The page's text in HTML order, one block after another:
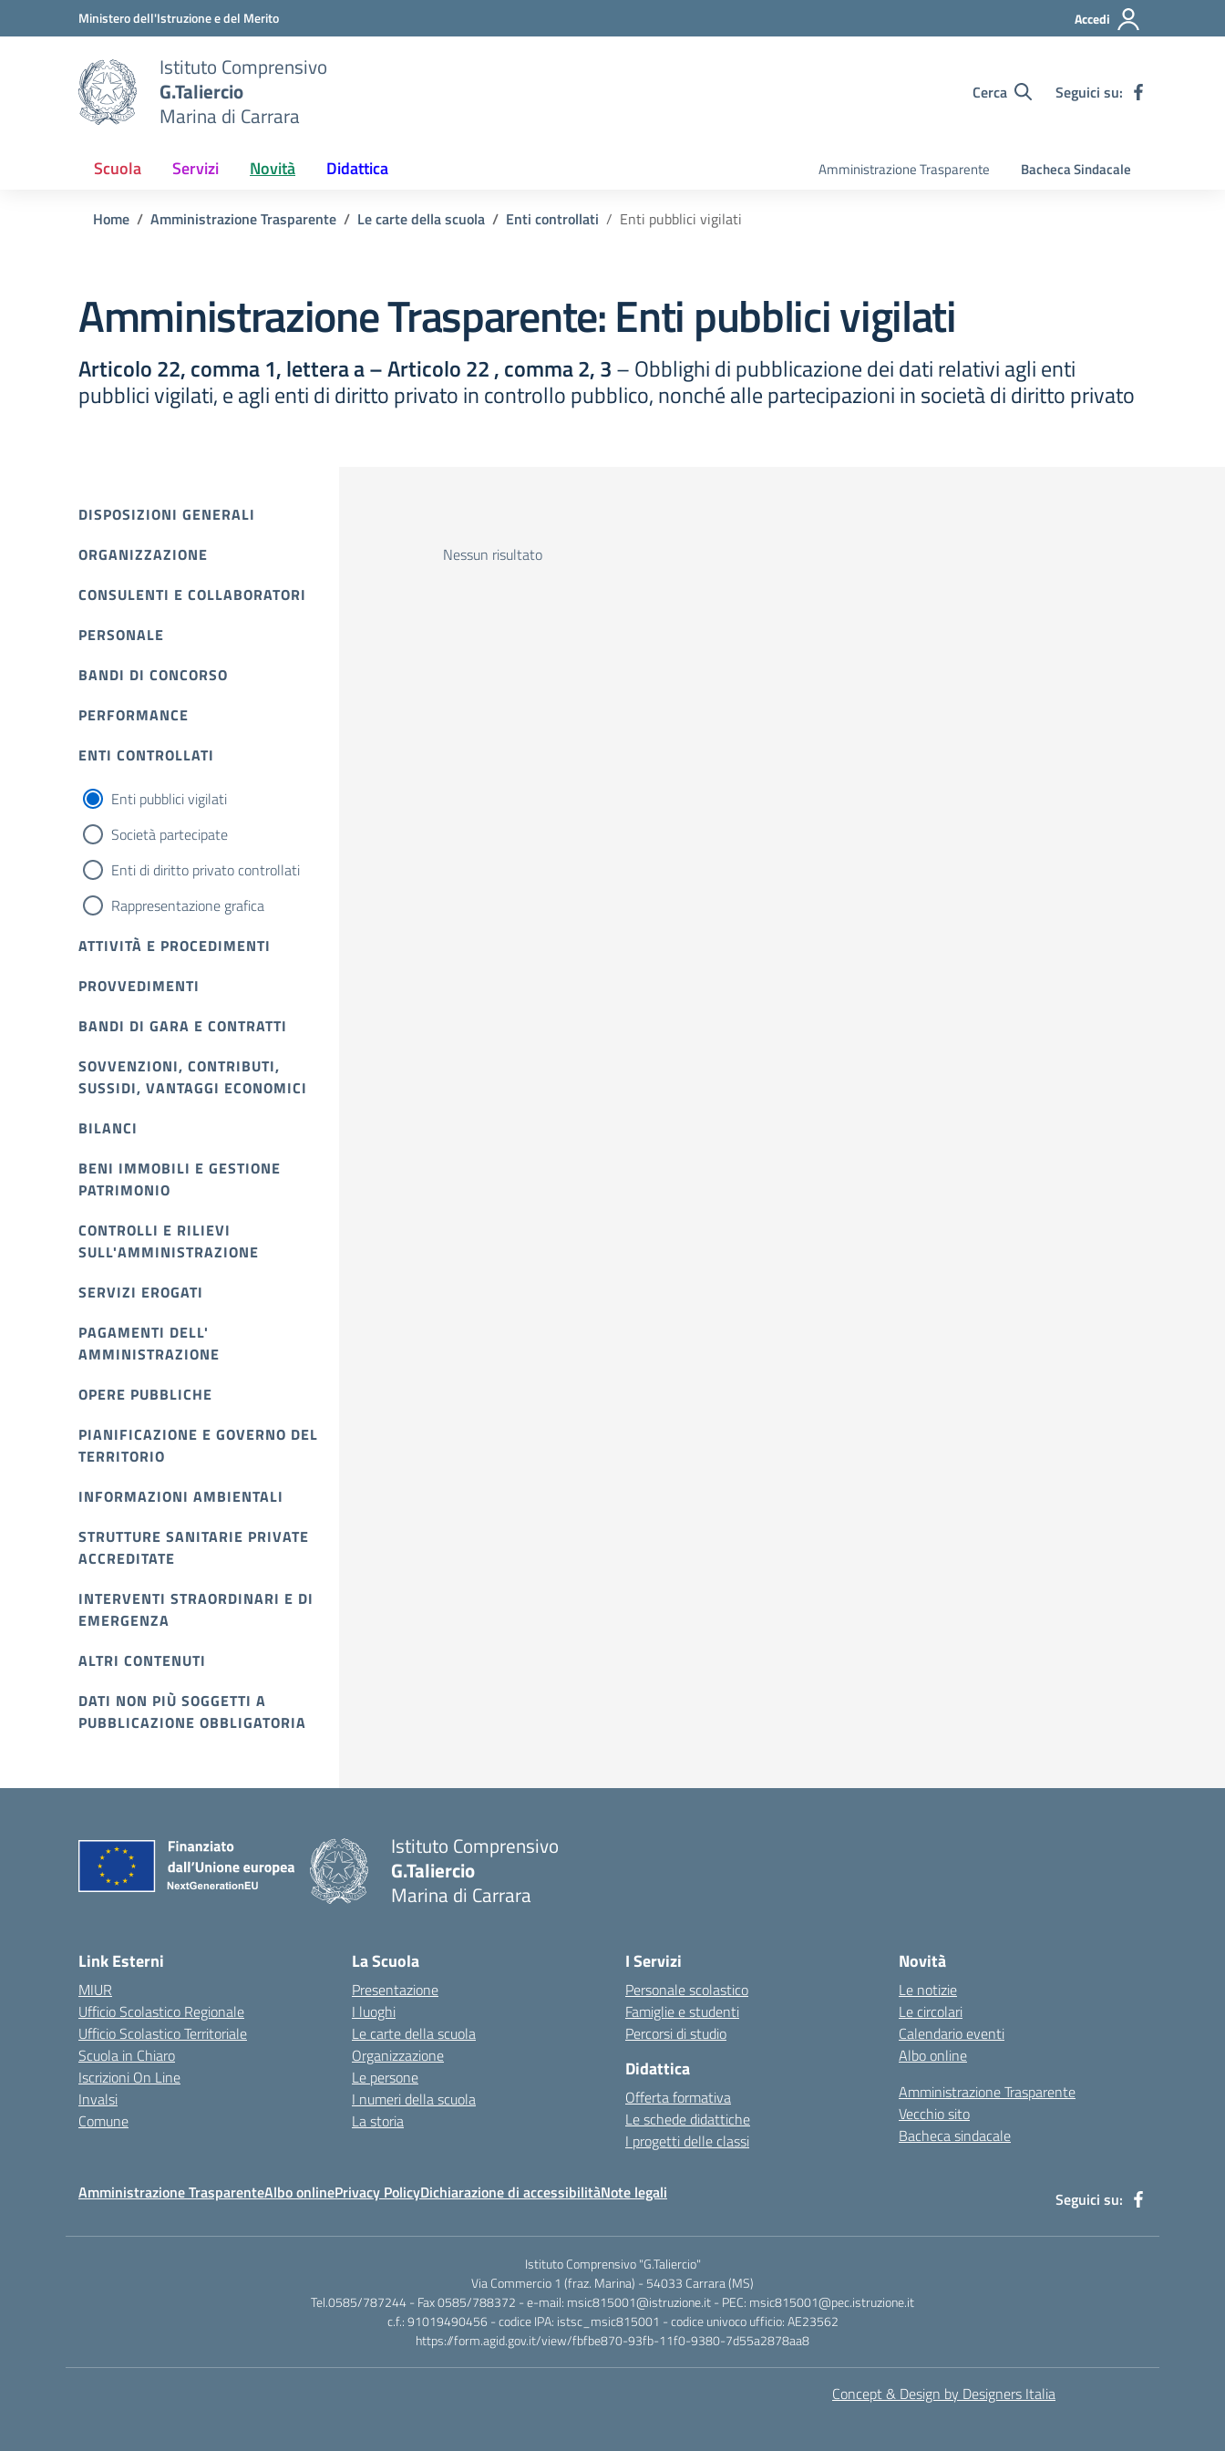
Vai ai contenuti
Vai al menu di navigazioneMinistero dell'Istruzione e del Merito Accedi
Istituto Comprensivo
G.Taliercio
Marina di Carrara
Cerca Seguici su:
Scuola Servizi Novità Didattica Amministrazione Trasparente Bacheca Sindacale
Home Amministrazione Trasparente Le carte della scuola Enti controllati Enti pubblici vigilati
Amministrazione Trasparente:Enti pubblici vigilati
Articolo 22, comma 1, lettera a – Articolo 22 , comma 2, 3– Obblighi di pubblicazione dei dati relativi agli enti
pubblici vigilati, e agli enti di diritto privato in controllo pubblico, nonché alle partecipazioni in società di diritto privato
DISPOSIZIONI GENERALI
ORGANIZZAZIONE
CONSULENTI E COLLABORATORI
PERSONALE
BANDI DI CONCORSO
PERFORMANCE
ENTI CONTROLLATI
Enti pubblici vigilati
Società partecipate
Enti di diritto privato controllati
Rappresentazione grafica
ATTIVITÀ E PROCEDIMENTI
PROVVEDIMENTI
BANDI DI GARA E CONTRATTI
SOVVENZIONI, CONTRIBUTI,
SUSSIDI, VANTAGGI ECONOMICI
BILANCI
BENI IMMOBILI E GESTIONE
PATRIMONIO
CONTROLLI E RILIEVI
SULL'AMMINISTRAZIONE
SERVIZI EROGATI
PAGAMENTI DELL'
AMMINISTRAZIONE
OPERE PUBBLICHE
PIANIFICAZIONE E GOVERNO DEL
TERRITORIO
INFORMAZIONI AMBIENTALI
STRUTTURE SANITARIE PRIVATE
ACCREDITATE
INTERVENTI STRAORDINARI E DI
EMERGENZA
ALTRI CONTENUTI
DATI NON PIÙ SOGGETTI A
PUBBLICAZIONE OBBLIGATORIA
Nessun risultato
Istituto Comprensivo
G.Taliercio
Marina di Carrara
Link Esterni
MIUR
Ufficio Scolastico Regionale
Ufficio Scolastico Territoriale
Scuola in Chiaro
Iscrizioni On Line
Invalsi
Comune
La Scuola
Presentazione
I luoghi
Le carte della scuola
Organizzazione
Le persone
I numeri della scuola
La storia
I Servizi
Personale scolastico
Famiglie e studenti
Percorsi di studio
Didattica
Offerta formativa
Le schede didattiche
I progetti delle classi
Novità
Le notizie
Le circolari
Calendario eventi
Albo online
Amministrazione Trasparente
Vecchio sito
Bacheca sindacale
Amministrazione TrasparenteAlbo onlinePrivacy PolicyDichiarazione di accessibilitàNote legali Seguici su:
Istituto Comprensivo "G.Taliercio"
Via Commercio 1 (fraz. Marina) - 54033 Carrara (MS)
Tel.0585/787244 - Fax 0585/788372 - e-mail: msic815001@istruzione.it - PEC: msic815001@pec.istruzione.it
c.f.: 91019490456 - codice IPA: istsc_msic815001 - codice univoco ufficio: AE23562
https://form.agid.gov.it/view/fbfbe870-93fb-11f0-9380-7d55a2878aa8
Concept & Design by Designers Italia